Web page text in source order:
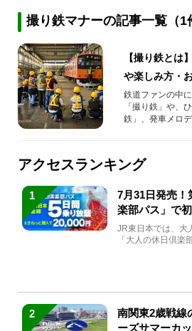
撮り鉄マナーの記事一覧（1
【撮り鉄とは
や楽しみ方・
ッズも紹介
鉄道ファンの中
「撮り鉄」や、
鉄」、発車メロデ
アクセスランキング
1
7月31日発売！
楽部パス」で
JR東日本では、大
「大人の休日倶楽
2
南関東2歳戦線
ーズサマーカ